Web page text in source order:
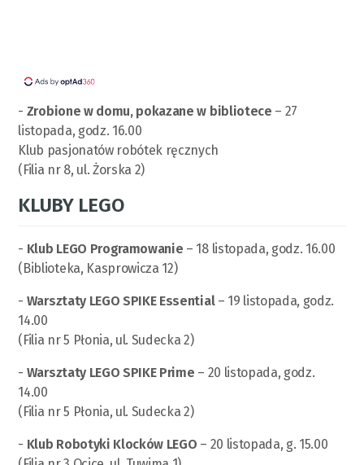
- Zrobione w domu, pokazane w bibliotece – 27
listopada, godz. 16.00
Klub pasjonatów robótek ręcznych
(Filia nr 8, ul. Żorska 2)
KLUBY LEGO
- Klub LEGO Programowanie – 18 listopada, godz. 16.00
(Biblioteka, Kasprowicza 12)
- Warsztaty LEGO SPIKE Essential– 19 listopada, godz.
14.00
(Filia nr 5 Płonia, ul. Sudecka 2)
- Warsztaty LEGO SPIKE Prime – 20 listopada, godz.
14.00
(Filia nr 5 Płonia, ul. Sudecka 2)
- Klub Robotyki Klocków LEGO – 20 listopada, g. 15.00